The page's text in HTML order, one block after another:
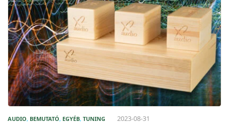
AUDIO, BEMUTATÓ, EGYÉB, TUNING 2023-08-31